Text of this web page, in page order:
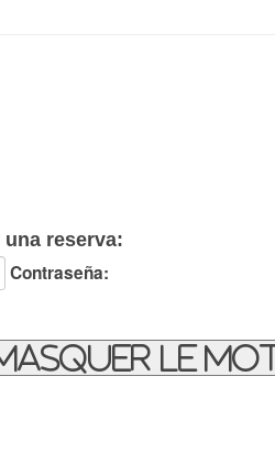
reserva:
Contraseña:
le mot